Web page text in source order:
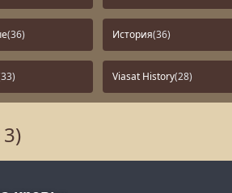
(36) История(36)
Viasat History(28)